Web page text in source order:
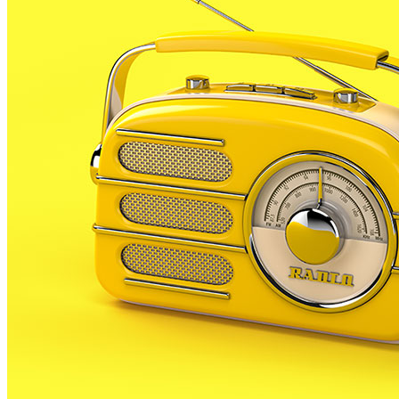
del seu marit, un metge de Blanes que va resultar
ferit greu la passada setmana després de rebre 4
trets al coll, ja havia intentat assassinar el seu marit
Segons ha informat Europa Press, citant fonts
pròximes al cas, la dona va demanar a dos sicaris que
matessin el seu marit. Finalment però els sicaris no es
van presentar a la cita.
Va ser llavors quan la dona hauria enganyat al marit
per tal que l’acompanyés a discutir les condicions
d’un negoci amb dos homes en un descampat la nit
del dijous passat.
En un paratge proper al Vilar, l’home va rebre quatre